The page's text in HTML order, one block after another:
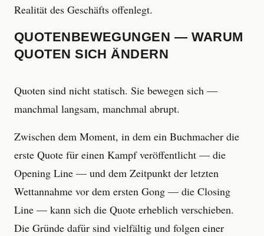
Realität des Geschäfts offenlegt.
QUOTENBEWEGUNGEN — WARUM
QUOTEN SICH ÄNDERN
Quoten sind nicht statisch. Sie bewegen sich —
manchmal langsam, manchmal abrupt.
Zwischen dem Moment, in dem ein Buchmacher die
erste Quote für einen Kampf veröffentlicht — die
Opening Line — und dem Zeitpunkt der letzten
Wettannahme vor dem ersten Gong — die Closing
Line — kann sich die Quote erheblich verschieben.
Die Gründe dafür sind vielfältig und folgen einer